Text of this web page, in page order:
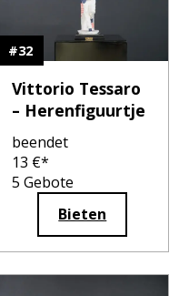
#32
Vittorio Tessaro
– Herenfiguurtje
beendet
13 €*
5 Gebote
Bieten